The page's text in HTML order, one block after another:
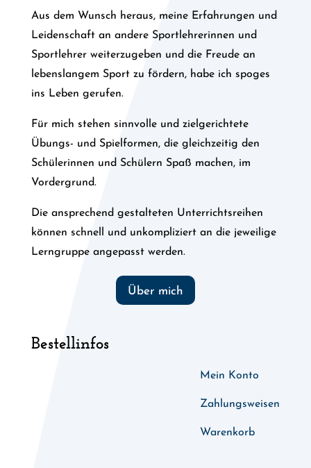
Aus dem Wunsch heraus, meine Erfahrungen und
Leidenschaft an andere Sportlehrerinnen und
Sportlehrer weiterzugeben und die Freude an
lebenslangem Sport zu fördern, habe ich spoges
ins Leben gerufen.
Für mich stehen sinnvolle und zielgerichtete
Übungs- und Spielformen, die gleichzeitig den
Schülerinnen und Schülern Spaß machen, im
Vordergrund.
Die ansprechend gestalteten Unterrichtsreihen
können schnell und unkompliziert an die jeweilige
Lerngruppe angepasst werden.
Über mich
Bestellinfos
Mein Konto
Zahlungsweisen
Warenkorb